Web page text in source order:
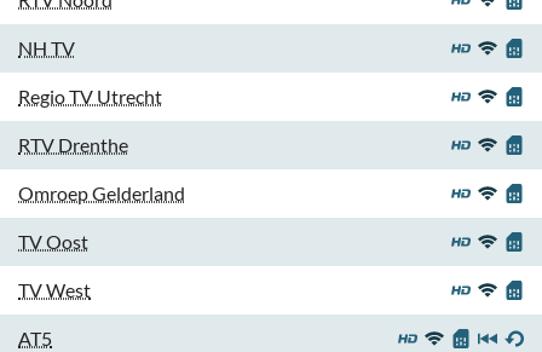
NH TV
Regio TV Utrecht
RTV Drenthe
Omroep Gelderland
TV Oost
TV West
AT5